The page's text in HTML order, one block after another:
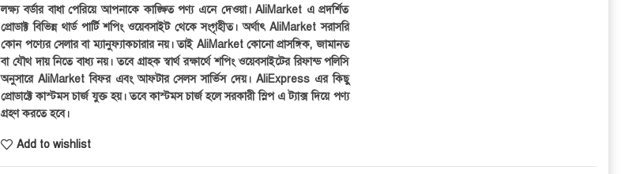
লক্ষ্য বর্ডার বাধা পেরিয়ে আপনাকে কাঙ্ক্ষিত পণ্য এনে দেওয়া। AliMarket এ প্রদর্শিত
প্রোডাক্ট বিভিন্ন থার্ড পার্টি শপিং ওয়েবসাইট থেকে সংগৃহীত। অর্থাৎ AliMarket সরাসরি
কোন পণ্যের সেলার বা ম্যানুফ্যাকচারার নয়। তাই AliMarket কোনো প্রাসঙ্গিক, জামানত
বা যৌথ দায় নিতে বাধ্য নয়। তবে গ্রাহক স্বার্থ রক্ষার্থে শপিং ওয়েবসাইটের রিফান্ড পলিসি
অনুসারে AliMarket বিফর এবং আফটার সেলস সার্ভিস দেয়। AliExpress এর কিছু
প্রোডাক্টে কাস্টমস চার্জ যুক্ত হয়। তবে কাস্টমস চার্জ হলে সরকারী স্লিপ এ ট্যাক্স দিয়ে পণ্য
গ্রহণ করতে হবে।
Add to wishlist